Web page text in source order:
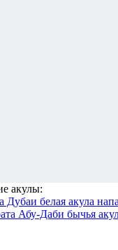
акулы:
белая акула
Абу-Даби бычья